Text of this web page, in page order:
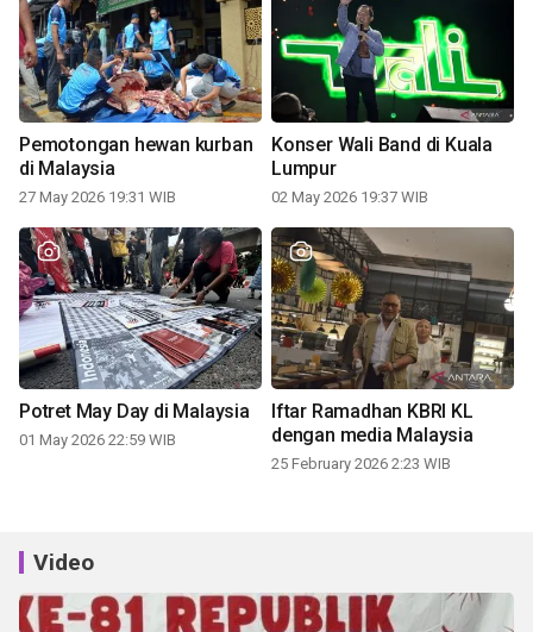
Pemotongan hewan kurban
di Malaysia
27 May 2026 19:31 WIB
Konser Wali Band di Kuala
Lumpur
02 May 2026 19:37 WIB
Potret May Day di Malaysia
01 May 2026 22:59 WIB
Iftar Ramadhan KBRI KL
dengan media Malaysia
25 February 2026 2:23 WIB
Video